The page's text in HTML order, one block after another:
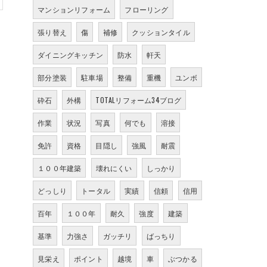
マンションリフォーム フローリング
張り替え 傷 補修 クッションタイル
ダイニングキッチン 防水 軒天
部分塗装 駐車場 整備 重機 ユンボ
砕石 外構 TOTALリフォーム34ブログ
作業 状況 写真 何でも 溶接
免許 資格 目隠し 強風 耐震
１００年建築 壊れにくい しっかり
どっしり トータル 実績 信頼 信用
百年 １００年 耐久 強度 建築
基準 力強さ ガッチリ ばっちり
見栄え ポイント 越境 車 ぶつかる